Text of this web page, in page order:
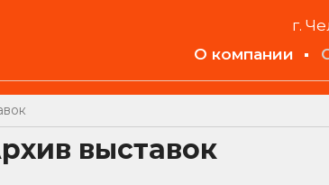
г.
О компании
выставок